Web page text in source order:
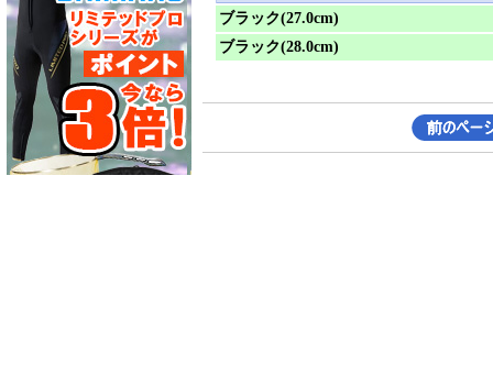
ブラック(27.0cm)
ブラック(28.0cm)